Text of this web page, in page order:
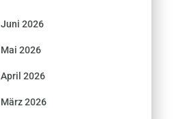
Juni 2026
Mai 2026
April 2026
März 2026